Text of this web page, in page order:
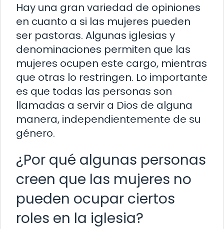
Hay una gran variedad de opiniones
en cuanto a si las mujeres pueden
ser pastoras. Algunas iglesias y
denominaciones permiten que las
mujeres ocupen este cargo, mientras
que otras lo restringen. Lo importante
es que todas las personas son
llamadas a servir a Dios de alguna
manera, independientemente de su
género.
¿Por qué algunas personas
creen que las mujeres no
pueden ocupar ciertos
roles en la iglesia?